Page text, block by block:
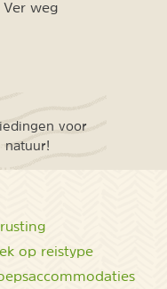
Ver weg
voor
natuur!
op reistype